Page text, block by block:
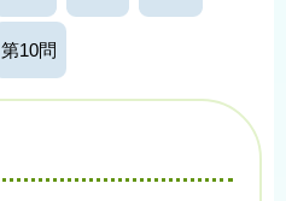
第10問